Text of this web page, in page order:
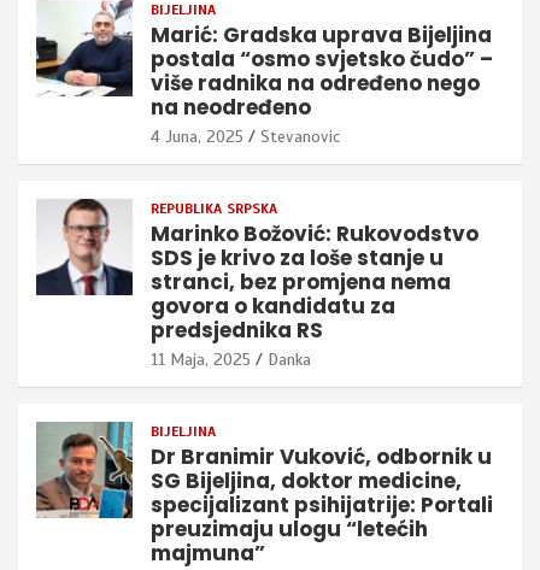
BIJELJINA
Marić: Gradska uprava Bijeljina
postala “osmo svjetsko čudo” –
više radnika na određeno nego
na neodređeno
4 Juna, 2025 Stevanovic
REPUBLIKA SRPSKA
Marinko Božović: Rukovodstvo
SDS je krivo za loše stanje u
stranci, bez promjena nema
govora o kandidatu za
predsjednika RS
11 Maja, 2025 Danka
BIJELJINA
Dr Branimir Vuković, odbornik u
SG Bijeljina, doktor medicine,
specijalizant psihijatrije: Portali
preuzimaju ulogu “letećih
majmuna”